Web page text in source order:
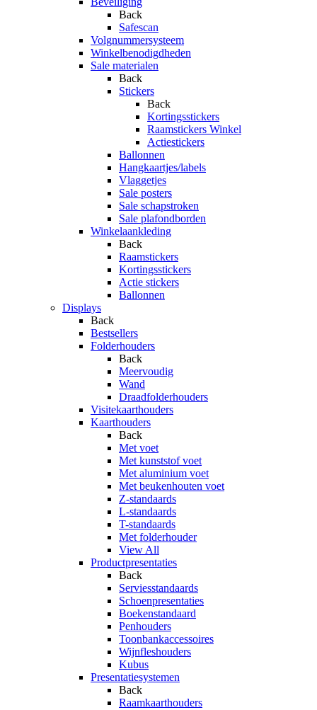
Back
Safescan
Volgnummersysteem
Winkelbenodigdheden
Sale materialen
Back
Stickers
Back
Kortingsstickers
Raamstickers Winkel
Actiestickers
Ballonnen
Hangkaartjes/labels
Vlaggetjes
Sale posters
Sale schapstroken
Sale plafondborden
Winkelaankleding
Back
Raamstickers
Kortingsstickers
Actie stickers
Ballonnen
Displays
Back
Bestsellers
Folderhouders
Back
Meervoudig
Wand
Draadfolderhouders
Visitekaarthouders
Kaarthouders
Back
Met voet
Met kunststof voet
Met aluminium voet
Met beukenhouten voet
Z-standaards
L-standaards
T-standaards
Met folderhouder
View All
Productpresentaties
Back
Serviesstandaards
Schoenpresentaties
Boekenstandaard
Penhouders
Toonbankaccessoires
Wijnfleshouders
Kubus
Presentatiesystemen
Back
Raamkaarthouders